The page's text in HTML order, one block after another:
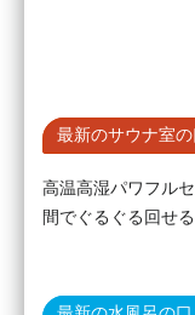
最新のサウナ室の
高温高湿パワフル
間でぐるぐる回せる